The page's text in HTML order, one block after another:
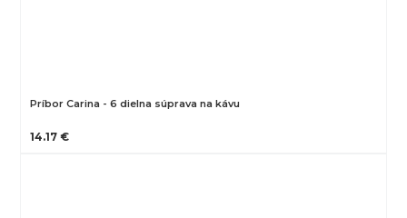
Príbor Carina - 6 dielna súprava na kávu
14.17 €